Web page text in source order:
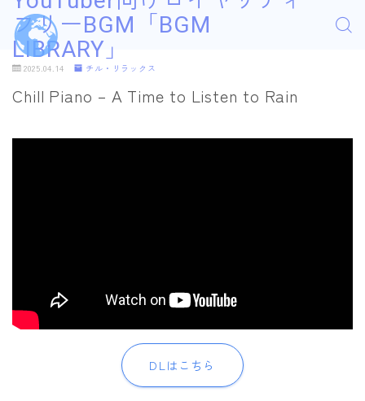
フリーBGM「BGM
LIBRARY」
2025.04.14 チル・リラックス
Chill Piano – A Time to Listen to Rain
DLはこちら